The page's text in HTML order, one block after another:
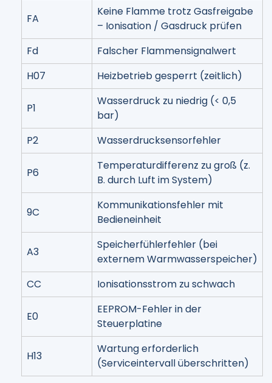
FA
Keine Flamme trotz Gasfreigabe
– Ionisation / Gasdruck prüfen
Fd
Falscher Flammensignalwert
H07
Heizbetrieb gesperrt (zeitlich)
P1
Wasserdruck zu niedrig (< 0,5
bar)
P2
Wasserdrucksensorfehler
P6
Temperaturdifferenz zu groß (z.
B. durch Luft im System)
9C
Kommunikationsfehler mit
Bedieneinheit
A3
Speicherfühlerfehler (bei
externem Warmwasserspeicher)
CC
Ionisationsstrom zu schwach
E0
EEPROM-Fehler in der
Steuerplatine
H13
Wartung erforderlich
(Serviceintervall überschritten)